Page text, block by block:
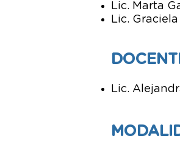
Lic. Marta
Lic. Graciela
Lic.